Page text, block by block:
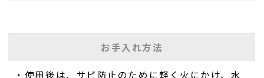
お手入れ方法
・使用後は、サビ防止のために軽く火にかけ、水